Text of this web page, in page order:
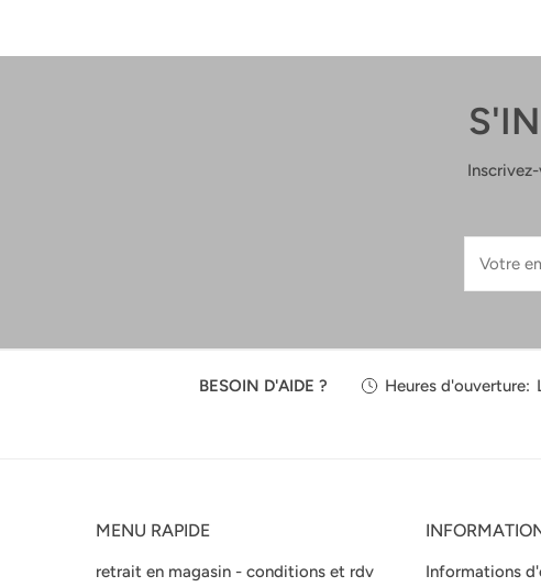
mail
BESOIN D'AIDE ? Heures d'ouverture:
MENU RAPIDE
retrait en magasin - conditions et rdv
Informations